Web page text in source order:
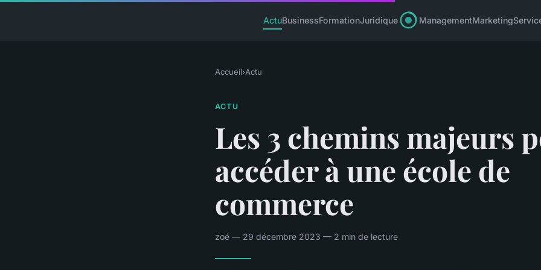
ActuBusinessFormationJuridique ManagementMarketing
Accueil›Actu
ACTU
Les 3 chemins majeurs
accéder à une école de
commerce
zoé — 29 décembre 2023 — 2 min de lecture